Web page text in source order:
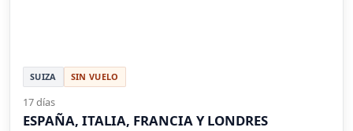
SUIZA SIN VUELO
17 días
ESPAÑA, ITALIA, FRANCIA Y LONDRES